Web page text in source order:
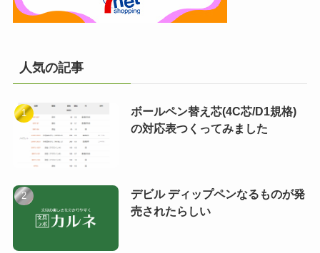
人気の記事
ボールペン替え芯(4C芯/D1規格)
の対応表つくってみました
デビル ディップペンなるものが発
売されたらしい